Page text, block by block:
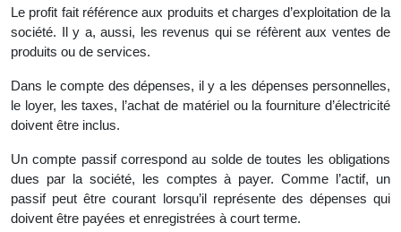
Le profit fait référence aux produits et charges d’exploitation de la
société. Il y a, aussi, les revenus qui se réfèrent aux ventes de
produits ou de services.
Dans le compte des dépenses, il y a les dépenses personnelles,
le loyer, les taxes, l’achat de matériel ou la fourniture d’électricité
doivent être inclus.
Un compte passif correspond au solde de toutes les obligations
dues par la société, les comptes à payer. Comme l’actif, un
passif peut être courant lorsqu’il représente des dépenses qui
doivent être payées et enregistrées à court terme.